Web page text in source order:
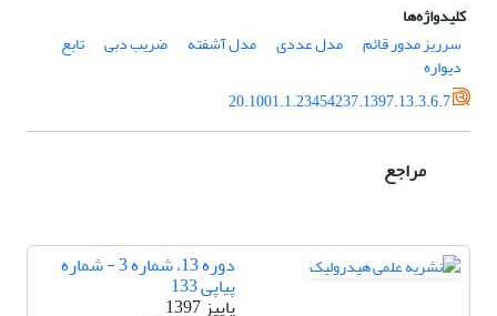
کلیدواژه‌ها
سرریز مدور قائم
مدل عددی مدل آشفته ضریب دبی تابع
دیواره
20.1001.1.23454237.1397.13.3.6.7
مراجع
دوره 13، شماره 3 - شماره
پیاپی 133
پاییز 1397